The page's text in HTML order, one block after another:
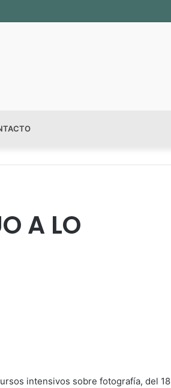
A LO
intensivos sobre fotografía, del 18